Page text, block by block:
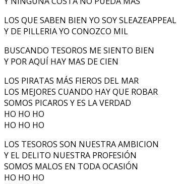
LOS QUE SABEN BIEN YO SOY SLEAZEAPPEAL
Y DE PILLERIA YO CONOZCO MIL
BUSCANDO TESOROS ME SIENTO BIEN
Y POR AQUÍ HAY MAS DE CIEN
LOS PIRATAS MÁS FIEROS DEL MAR
LOS MEJORES CUANDO HAY QUE ROBAR
SOMOS PICAROS Y ES LA VERDAD
HO HO HO
HO HO HO
LOS TESOROS SON NUESTRA AMBICION
Y EL DELITO NUESTRA PROFESIÓN
SOMOS MALOS EN TODA OCASIÓN
HO HO HO